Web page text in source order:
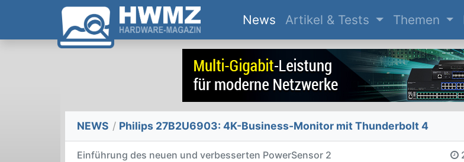
News(current)
Artikel & Tests Themen
NEWS / Philips 27B2U6903: 4K-Business-Monitor mit Thunderbolt 4
Einführung des neuen und verbesserten PowerSensor 2